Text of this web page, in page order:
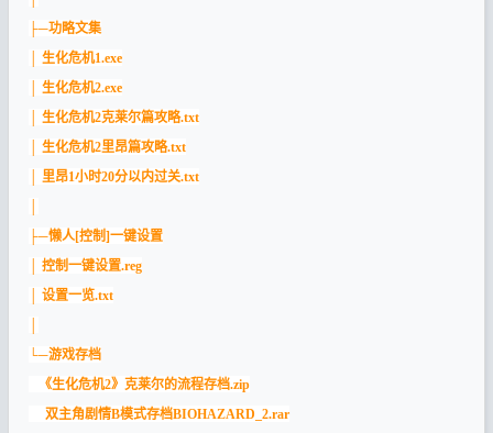
├─功略文集
│ 生化危机1.exe
│ 生化危机2.exe
│ 生化危机2克莱尔篇攻略.txt
│ 生化危机2里昂篇攻略.txt
│ 里昂1小时20分以内过关.txt
├─懒人[控制]一键设置
│ 控制一键设置.reg
│ 设置一览.txt
└─游戏存档
《生化危机2》克莱尔的流程存档.zip
双主角剧情B模式存档BIOHAZARD_2.rar